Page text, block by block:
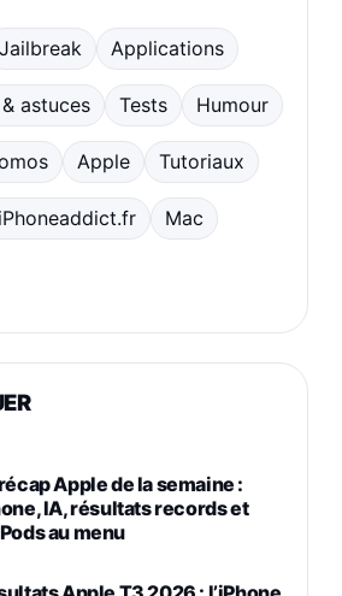
Jailbreak Applications
astuces Tests Humour
Apple Tutoriaux
Mac
Apple de la semaine :
IA, résultats records et
au menu